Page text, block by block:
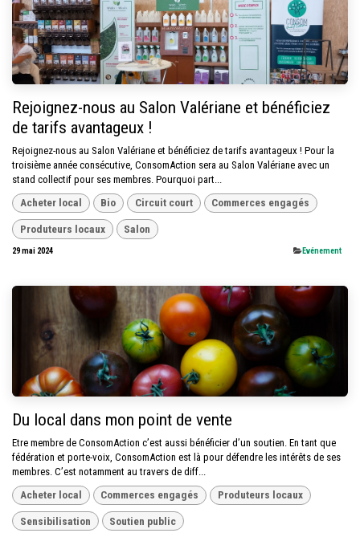
Rejoignez-nous au Salon Valériane et bénéficiez
de tarifs avantageux !
Rejoignez-nous au Salon Valériane et bénéficiez de tarifs avantageux ! Pour la
troisième année consécutive, ConsomAction sera au Salon Valériane avec un
stand collectif pour ses membres. Pourquoi part...
Acheter local Bio Circuit court Commerces engagés
Produteurs locaux Salon
29 mai 2024 ​Evénement
Du local dans mon point de vente
Etre membre de ConsomAction c’est aussi bénéficier d’un soutien. En tant que
fédération et porte-voix, ConsomAction est là pour défendre les intérêts de ses
membres. C’est notamment au travers de diff...
Acheter local Commerces engagés Produteurs locaux
Sensibilisation Soutien public